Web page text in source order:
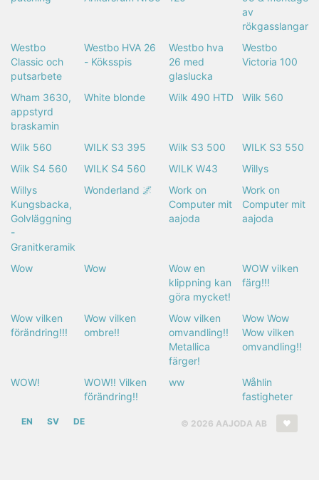
av
rökgasslangar
Westbo
Classic och
putsarbete
Westbo HVA 26
- Köksspis
Westbo hva
26 med
glaslucka
Westbo
Victoria 100
Wham 3630,
appstyrd
braskamin
White blonde Wilk 490 HTD Wilk 560
Wilk 560 WILK S3 395 Wilk S3 500
WILK S3 550
Wilk S4 560
WILK S4 560 WILK W43
Willys
Willys
Kungsbacka,
Golvläggning
-
Granitkeramik
Wonderland 🌌
Work on
Computer mit
aajoda
Work on
Computer mit
aajoda
Wow Wow
Wow en
klippning kan
göra mycket!
WOW vilken
färg!!!
Wow vilken
förändring!!!
Wow vilken
ombre!!
Wow vilken
omvandling!!
Metallica
färger!
Wow Wow
Wow vilken
omvandling!!
WOW!
WOW!! Vilken
förändring!!
ww
Wåhlin
fastigheter
© 2026 AAJODA AB
EN SV DE